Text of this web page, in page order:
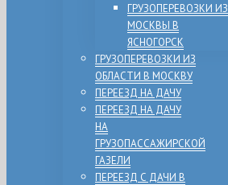
ГРУЗОПЕРЕВОЗКИ ИЗ
МОСКВЫ В
ЯСНОГОРСК
ГРУЗОПЕРЕВОЗКИ ИЗ
ОБЛАСТИ В МОСКВУ
ПЕРЕЕЗД НА ДАЧУ
ПЕРЕЕЗД НА ДАЧУ
НА
ГРУЗОПАССАЖИРСКОЙ
ГАЗЕЛИ
ПЕРЕЕЗД С ДАЧИ В